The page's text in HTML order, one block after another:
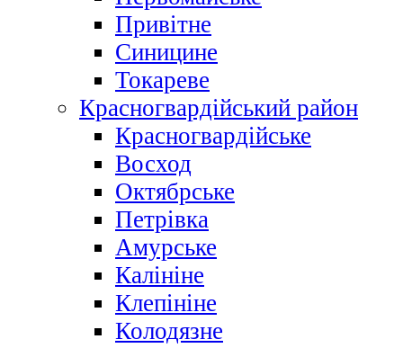
Привітне
Синицине
Токареве
Красногвардійський район
Красногвардійське
Восход
Октябрське
Петрівка
Амурське
Калініне
Клепініне
Колодязне